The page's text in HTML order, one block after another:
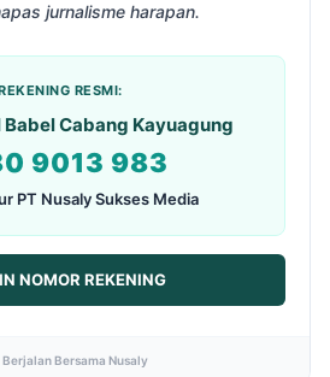
jurnalisme harapan.
RESMI:
Babel Cabang Kayuagung
9013 983
PT Nusaly Sukses Media
NOMOR REKENING
Bersama Nusaly